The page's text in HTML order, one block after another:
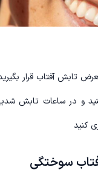
تابش آفتاب قرار
و در ساعات تابش
کنید
سوختگی